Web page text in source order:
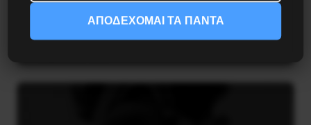
Η Φινλανδία στο ρυθμό του πολέμου
ΑΠΟΔΕΧΟΜΑΙ ΤΑ ΠΑΝΤΑ